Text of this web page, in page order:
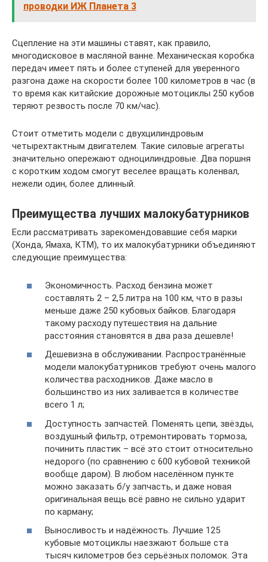
проводки ИЖ Планета 3
Сцепление на эти машины ставят, как правило,
многодисковое в масляной ванне. Механическая коробка
передач имеет пять и более ступеней для уверенного
разгона даже на скорости более 100 километров в час (в
то время как китайские дорожные мотоциклы 250 кубов
теряют резвость после 70 км/час).
Стоит отметить модели с двухцилиндровым
четырехтактным двигателем. Такие силовые агрегаты
значительно опережают одноцилиндровые. Два поршня
с коротким ходом смогут веселее вращать коленвал,
нежели один, более длинный.
Преимущества лучших малокубатурников
Если рассматривать зарекомендовавшие себя марки
(Хонда, Ямаха, КТМ), то их малокубатурники объединяют
следующие преимущества:
Экономичность. Расход бензина может
составлять 2 – 2,5 литра на 100 км, что в разы
меньше даже 250 кубовых байков. Благодаря
такому расходу путешествия на дальние
расстояния становятся в два раза дешевле!
Дешевизна в обслуживании. Распространённые
модели малокубатурников требуют очень малого
количества расходников. Даже масло в
большинство из них заливается в количестве
всего 1 л;
Доступность запчастей. Поменять цепи, звёзды,
воздушный фильтр, отремонтировать тормоза,
починить пластик – всё это стоит относительно
недорого (по сравнению с 600 кубовой техникой
вообще даром). В любом населённом пункте
можно заказать б/у запчасть, и даже новая
оригинальная вещь всё равно не сильно ударит
по карману;
Выносливость и надёжность. Лучшие 125
кубовые мотоциклы наезжают больше ста
тысяч километров без серьёзных поломок. Эта